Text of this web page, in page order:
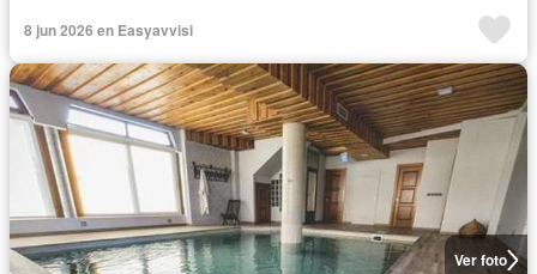
8 jun 2026 en Easyavvisi
Ver foto